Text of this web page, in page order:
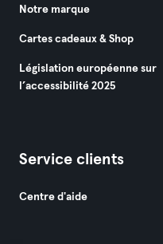
Notre marque
Cartes cadeaux & Shop
Législation européenne sur
l’accessibilité 2025
Service clients
Centre d'aide